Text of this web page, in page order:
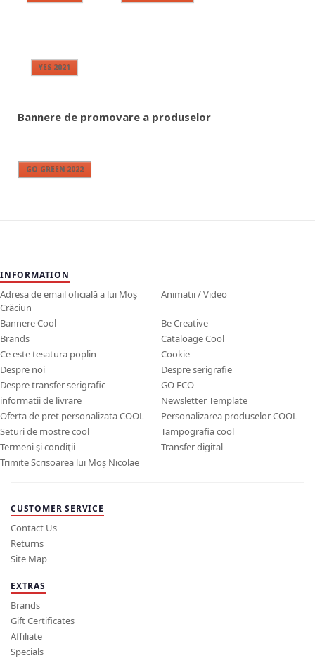
YES 2021
Bannere de promovare a produselor
GO GREEN 2022
INFORMATION
Adresa de email oficială a lui Moș
Crăciun
Animatii / Video
Bannere Cool
Be Creative
Brands
Cataloage Cool
Ce este tesatura poplin
Cookie
Despre noi
Despre serigrafie
Despre transfer serigrafic
GO ECO
informatii de livrare
Newsletter Template
Oferta de pret personalizata COOL
Personalizarea produselor COOL
Seturi de mostre cool
Tampografia cool
Termeni şi condiţii
Transfer digital
Trimite Scrisoarea lui Moș Nicolae
CUSTOMER SERVICE
Contact Us
Returns
Site Map
EXTRAS
Brands
Gift Certificates
Affiliate
Specials